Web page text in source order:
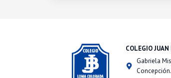
COLEGIO JUAN
Gabriela
Concepción.